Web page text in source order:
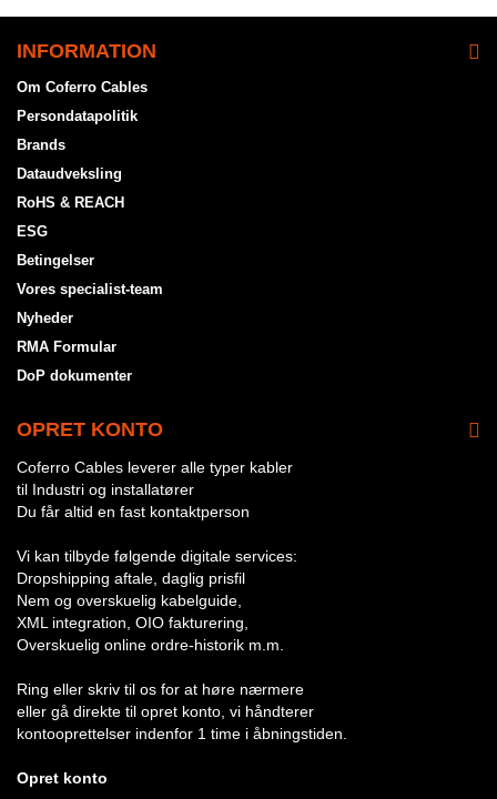
INFORMATION
Om Coferro Cables
Persondatapolitik
Brands
Dataudveksling
RoHS & REACH
ESG
Betingelser
Vores specialist-team
Nyheder
RMA Formular
DoP dokumenter
OPRET KONTO
Coferro Cables leverer alle typer kabler
til Industri og installatører
Du får altid en fast kontaktperson
Vi kan tilbyde følgende digitale services:
Dropshipping aftale, daglig prisfil
Nem og overskuelig kabelguide,
XML integration, OIO fakturering,
Overskuelig online ordre-historik m.m.
Ring eller skriv til os for at høre nærmere
eller gå direkte til opret konto, vi håndterer
kontooprettelser indenfor 1 time i åbningstiden.
Opret konto